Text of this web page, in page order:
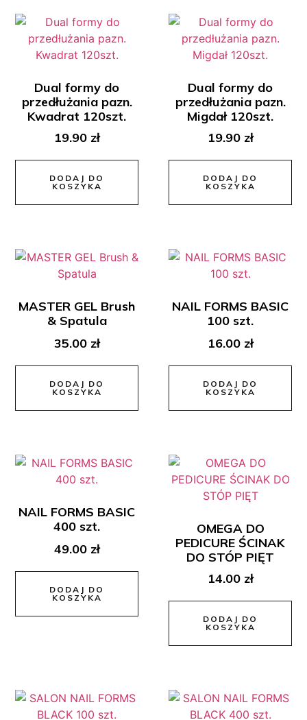
Dual formy do
przedłużania pazn.
Kwadrat 120szt.
19.90 zł
DODAJ DO
KOSZYKA
Dual formy do
przedłużania pazn.
Migdał 120szt.
19.90 zł
DODAJ DO
KOSZYKA
MASTER GEL Brush
& Spatula
35.00 zł
DODAJ DO
KOSZYKA
NAIL FORMS BASIC
100 szt.
16.00 zł
DODAJ DO
KOSZYKA
NAIL FORMS BASIC
400 szt.
49.00 zł
DODAJ DO
KOSZYKA
OMEGA DO
PEDICURE ŚCINAK
DO STÓP PIĘT
14.00 zł
DODAJ DO
KOSZYKA